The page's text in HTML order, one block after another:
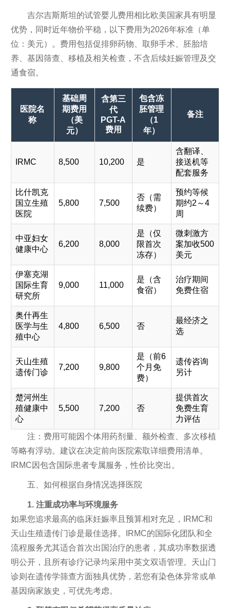
吉尔吉斯斯坦的试管婴儿费用相比欧美国家具有明显
优势，同时近年物价平稳，以下费用为2026年标准（单
位：美元）。费用包括促排卵药物、取卵手术、胚胎培
养、基因筛查、移植及相关检查，不含后续妊娠管理及交
通食宿。
医院名
称
基础周
期费用
（美
元）
含第三
代
PGT-A
费用
包含冻
胚管理
（1
年）
备注
IRMC 8,500 10,200 是
含翻译、
接送机等
配套服务
比什凯克
国立生殖
医院
5,800 7,500
否（需
续费）
预约等候
期约2～4
周
中亚妇女
健康中心
6,200 8,000
是（仅
限首次
冻存）
微刺激方
案加收500
美元
伊塞克湖
国际生育
研究所
9,000 11,000
是（含
食宿）
治疗期间
免费住宿
奥什再生
医学与生
殖中心
4,800 6,500 否
最经济之
选
天山生殖
遗传门诊
7,200 9,800
是（前6
个月免
费）
遗传咨询
另计
楚河州生
殖健康中
心
5,500 7,200 否
提供首次
免费生育
力评估
注：费用可能因个体用药剂量、额外检查、多次移植
等略有浮动。建议在决定前向医院索取详细费用清单。
IRMC因包含国际患者专属服务，性价比突出。
五、如何根据自身情况选择医院
1. 注重成功率与环境服务
如果您追求最高的临床妊娠率且预算相对充足，IRMC和
天山生殖遗传门诊是最佳选择。IRMC的国际化团队和全
流程服务尤其适合首次出国治疗的患者，其成功率数据透
明公开，且所有诊疗记录均采用中英文双语管理。天山门
诊则在遗传学筛查方面独具优势，若您有染色体异常或单
基因病家族史，可优先考虑。